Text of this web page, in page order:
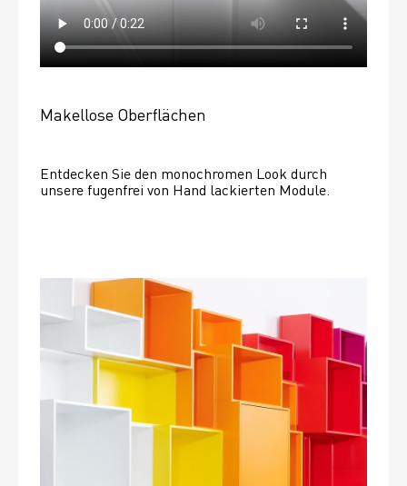
Makellose Oberflächen
Entdecken Sie den monochromen Look durch
unsere fugenfrei von Hand lackierten Module.